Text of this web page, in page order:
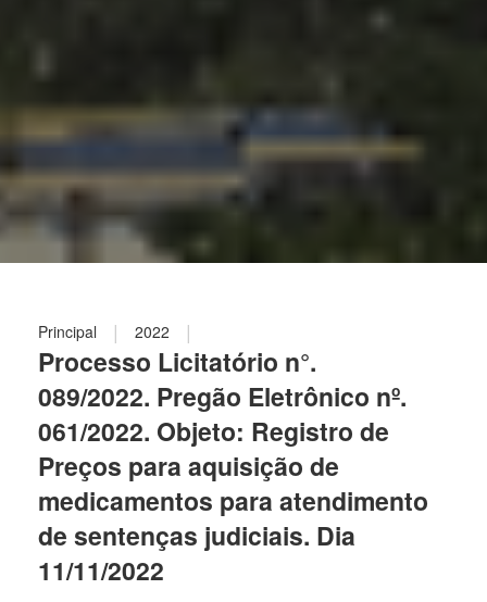
Principal | 2022 |
Processo Licitatório n°.
089/2022. Pregão Eletrônico nº.
061/2022. Objeto: Registro de
Preços para aquisição de
medicamentos para atendimento
de sentenças judiciais. Dia
11/11/2022